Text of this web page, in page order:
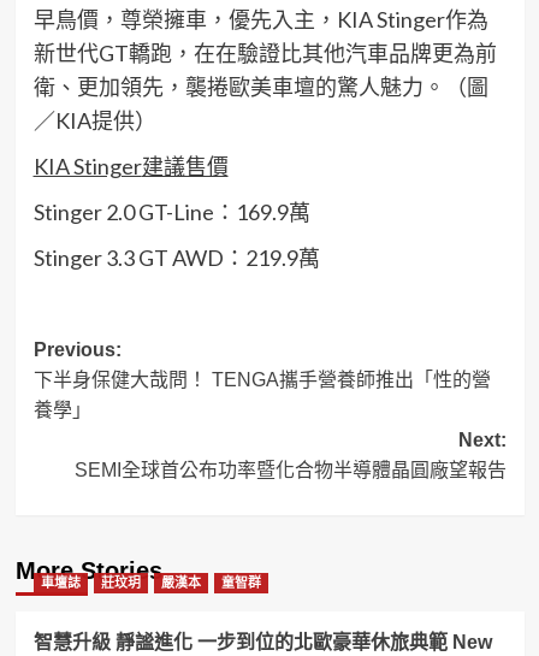
早鳥價，尊榮擁車，優先入主，KIA Stinger作為
新世代GT轎跑，在在驗證比其他汽車品牌更為前
衛、更加領先，襲捲歐美車壇的驚人魅力。（圖
／KIA提供）
KIA Stinger建議售價
Stinger 2.0 GT-Line：169.9萬
Stinger 3.3 GT AWD：219.9萬
Post
navigation
Previous:
下半身保健大哉問！ TENGA攜手營養師推出「性的營
養學」
Next:
SEMI全球首公布功率暨化合物半導體晶圓廠望報告
More Stories
車壇誌 莊玟玥 嚴漢本 童智群
智慧升級 靜謐進化 一步到位的北歐豪華休旅典範 New